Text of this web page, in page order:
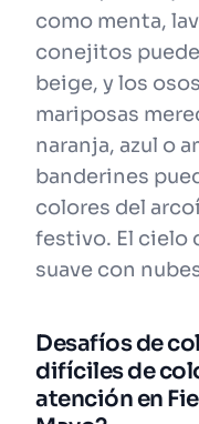
como menta,
conejitos
beige, y los
mariposas
naranja, azul o
banderines
colores del
festivo. El cielo
suave con
Desafíos de
difíciles de
atención en